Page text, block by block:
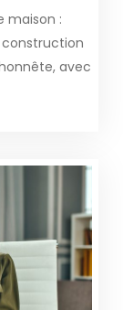
maison :
avec